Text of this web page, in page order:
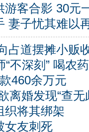
游客合影 30元
妻子忧其难以
占道摆摊小贩
不深刻” 喝农
460余万元
离婚发现“查无
织将其绑架
女友刺死